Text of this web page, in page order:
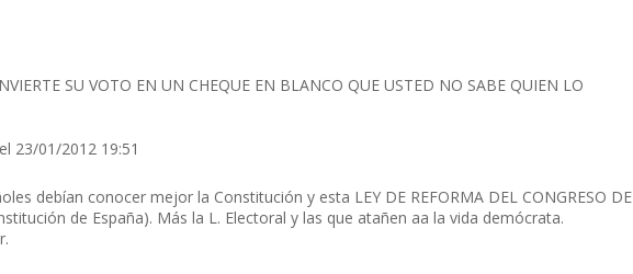
SU VOTO EN UN CHEQUE EN BLANCO QUE USTED NO SABE QUIEN LO
el 23/01/2012 19:51
debían conocer mejor la Constitución y esta LEY DE REFORMA DEL CONGRESO DE
de España). Más la L. Electoral y las que atañen aa la vida demócrata.